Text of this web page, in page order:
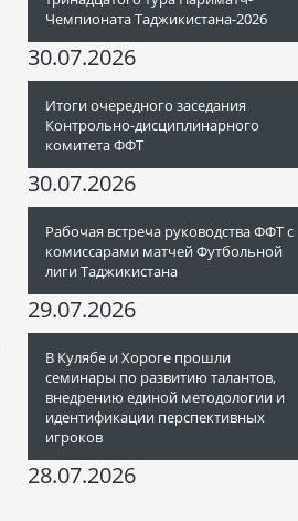
Чемпионата Таджикистана-2026
30.07.2026
Итоги очередного заседания
Контрольно-дисциплинарного
комитета ФФТ
30.07.2026
Рабочая встреча руководства ФФТ с
комиссарами матчей Футбольной
лиги Таджикистана
29.07.2026
В Кулябе и Хороге прошли
семинары по развитию талантов,
внедрению единой методологии и
идентификации перспективных
игроков
28.07.2026